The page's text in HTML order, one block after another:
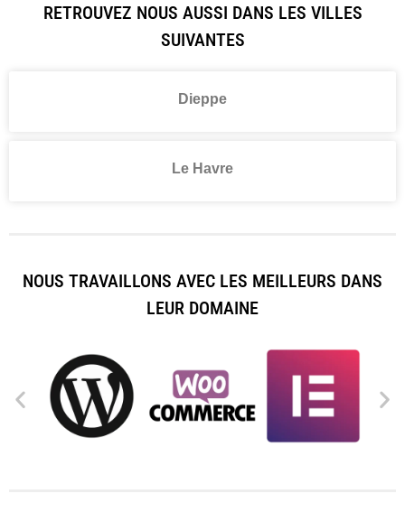
RETROUVEZ NOUS AUSSI DANS LES VILLES
SUIVANTES
Dieppe
Le Havre
NOUS TRAVAILLONS AVEC LES MEILLEURS DANS
LEUR DOMAINE